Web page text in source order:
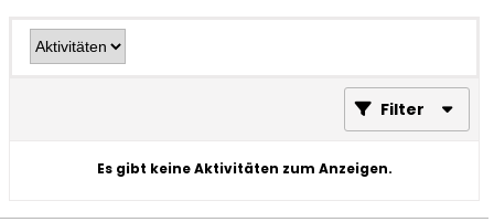
Filter
Es gibt keine Aktivitäten zum Anzeigen.